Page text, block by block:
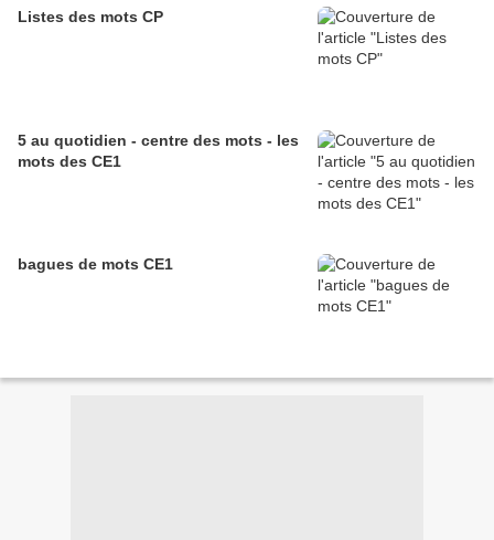
Listes des mots CP
5 au quotidien - centre des mots - les
mots des CE1
bagues de mots CE1